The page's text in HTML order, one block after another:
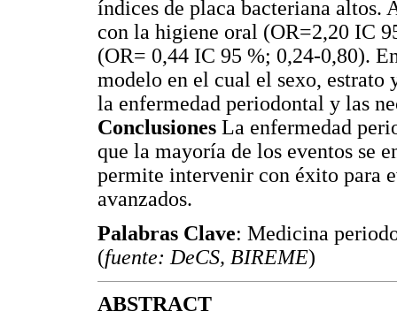
índices de placa bacteriana altos.
con la higiene oral (OR=2,20 IC
(OR= 0,44 IC 95 %; 0,24-0,80).
modelo en el cual el sexo, estrato
la enfermedad periodontal y las
Conclusiones La enfermedad
que la mayoría de los eventos se
permite intervenir con éxito para
avanzados.
Palabras Clave: Medicina
(fuente: DeCS, BIREME)
ABSTRACT